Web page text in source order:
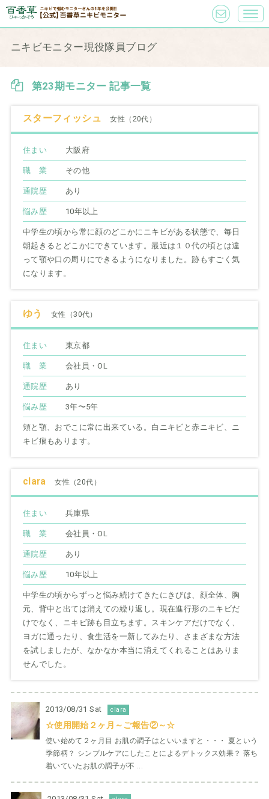
ニキビモニター現役隊員ブログ
第23期モニター 記事一覧
スターフィッシュ 女性（20代）
住まい 大阪府
職 業 その他
通院歴 あり
悩み歴 10年以上
中学生の頃から常に顔のどこかにニキビがある状態で、毎日
朝起きるとどこかにできています。最近は１０代の頃とは違
って顎や口の周りにできるようになりました。跡もすごく気
になります。
ゆう 女性（30代）
住まい 東京都
職 業 会社員・OL
通院歴 あり
悩み歴 3年〜5年
頬と顎、おでこに常に出来ている。白ニキビと赤ニキビ、ニ
キビ痕もあります。
clara 女性（20代）
住まい 兵庫県
職 業 会社員・OL
通院歴 あり
悩み歴 10年以上
中学生の頃からずっと悩み続けてきたにきびは、顔全体、胸
元、背中と出ては消えての繰り返し。現在進行形のニキビだ
けでなく、ニキビ跡も目立ちます。スキンケアだけでなく、
ヨガに通ったり、食生活を一新してみたり、さまざまな方法
を試しましたが、なかなか本当に消えてくれることはありま
せんでした。
2013/08/31 Sat clara
☆使用開始２ヶ月～ご報告②～☆
使い始めて２ヶ月目 お肌の調子はといいますと・・・ 夏という
季節柄？ シンプルケアにしたことによるデトックス効果？ 落ち
着いていたお肌の調子が不 ...